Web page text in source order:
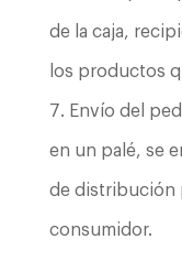
de la caja,
los productos
Envío del
en un palé, se
de distribución
consumidor.